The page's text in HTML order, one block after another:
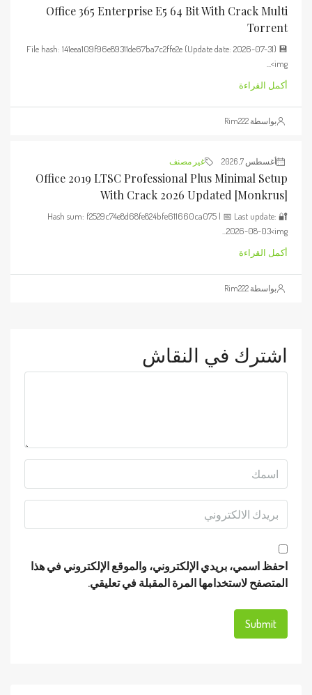
Office 365 Enterprise E5 64 Bit With Crack Multi
Torrent
💾 File hash: 141eea109f96e89311de67ba7c2ffe2e (Update date: 2026-07-31)
<img...
أكمل القراءة
بواسطة Rim222
أغسطس 7, 2026 غير مصنف
Office 2019 LTSC Professional Plus Minimal Setup
With Crack 2026 Updated [m0nkrus]
🔐 Hash sum: f2529c74e8d68fe824bfe611660ca075 | 📅 Last update:
2026-08-03<img...
أكمل القراءة
بواسطة Rim222
اشترك في النقاش
احفظ اسمي، بريدي الإلكتروني، والموقع الإلكتروني في هذا
المتصفح لاستخدامها المرة المقبلة في تعليقي.